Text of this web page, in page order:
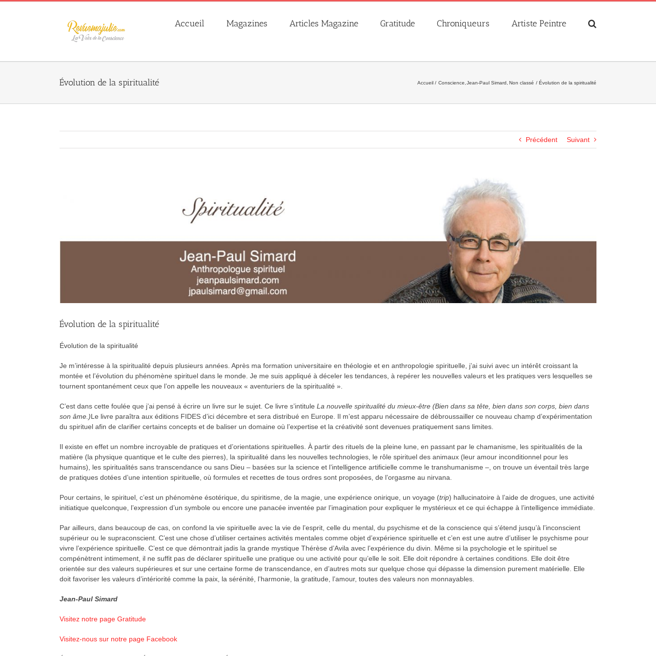
Skip
Accueil Magazines Articles Magazine Gratitude Chroniqueurs Artiste Peintre
Évolution de la spiritualité Accueil Conscience Jean-Paul Simard Non classé Évolution de la spiritualité
Précédent Suivant
Évolution de la spiritualité
Évolution de la spiritualité
Je m’intéresse à la spiritualité depuis plusieurs années. Après ma formation universitaire en théologie et en anthropologie spirituelle, j’ai suivi avec un intérêt croissant la
montée et l’évolution du phénomène spirituel dans le monde. Je me suis appliqué à déceler les tendances, à repérer les nouvelles valeurs et les pratiques vers lesquelles se
tournent spontanément ceux que l’on appelle les nouveaux « aventuriers de la spiritualité ».
C’est dans cette foulée que j’ai pensé à écrire un livre sur le sujet. Ce livre s’intitule La nouvelle spiritualité du mieux-être (Bien dans sa tête, bien dans son corps, bien dans
son âme.)Le livre paraîtra aux éditions FIDES d’ici décembre et sera distribué en Europe. Il m’est apparu nécessaire de débroussailler ce nouveau champ d’expérimentation
du spirituel afin de clarifier certains concepts et de baliser un domaine où l’expertise et la créativité sont devenues pratiquement sans limites.
Il existe en effet un nombre incroyable de pratiques et d’orientations spirituelles. À partir des rituels de la pleine lune, en passant par le chamanisme, les spiritualités de la
matière (la physique quantique et le culte des pierres), la spiritualité dans les nouvelles technologies, le rôle spirituel des animaux (leur amour inconditionnel pour les
humains), les spiritualités sans transcendance ou sans Dieu – basées sur la science et l’intelligence artificielle comme le transhumanisme –, on trouve un éventail très large
de pratiques dotées d’une intention spirituelle, où formules et recettes de tous ordres sont proposées, de l’orgasme au nirvana.
Pour certains, le spirituel, c’est un phénomène ésotérique, du spiritisme, de la magie, une expérience onirique, un voyage (trip) hallucinatoire à l’aide de drogues, une activité
initiatique quelconque, l’expression d’un symbole ou encore une panacée inventée par l’imagination pour expliquer le mystérieux et ce qui échappe à l’intelligence immédiate.
Par ailleurs, dans beaucoup de cas, on confond la vie spirituelle avec la vie de l’esprit, celle du mental, du psychisme et de la conscience qui s’étend jusqu’à l’inconscient
supérieur ou le supraconscient. C’est une chose d’utiliser certaines activités mentales comme objet d’expérience spirituelle et c’en est une autre d’utiliser le psychisme pour
vivre l’expérience spirituelle. C’est ce que démontrait jadis la grande mystique Thérèse d’Avila avec l’expérience du divin. Même si la psychologie et le spirituel se
compénètrent intimement, il ne suffit pas de déclarer spirituelle une pratique ou une activité pour qu’elle le soit. Elle doit répondre à certaines conditions. Elle doit être
orientée sur des valeurs supérieures et sur une certaine forme de transcendance, en d’autres mots sur quelque chose qui dépasse la dimension purement matérielle. Elle
doit favoriser les valeurs d’intériorité comme la paix, la sérénité, l’harmonie, la gratitude, l’amour, toutes des valeurs non monnayables.
Jean-Paul Simard
Visitez notre page Gratitude
Visitez-nous sur notre page Facebook